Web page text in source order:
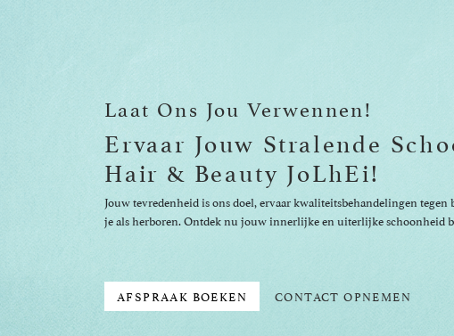
Laat Ons Jou Verwennen!
Ervaar Jouw Stralende
Hair & Beauty JoLhEi!
Jouw tevredenheid is ons doel, ervaar kwaliteitsbehandelingen tegen
je als herboren. Ontdek nu jouw innerlijke en uiterlijke schoonheid
AFSPRAAK BOEKEN CONTACT OPNEMEN